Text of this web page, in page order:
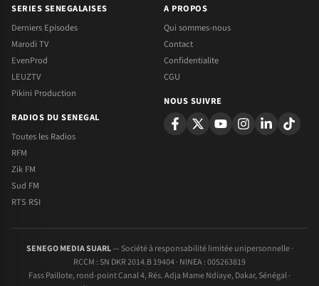
SERIES SENEGALAISES
Derniers Episodes
Marodi TV
EvenProd
LEUZTV
Pikini Production
RADIOS DU SENEGAL
Toutes les Radios
RFM
Zik FM
Sud FM
RTS RSI
A PROPOS
Qui sommes-nous
Contact
Confidentialite
CGU
NOUS SUIVRE
SENEGO MEDIA SUARL— Société à responsabilité limitée unipersonnelle ·
RCCM : SN DKR 2014.B 19404 · NINEA : 005263819
Fass Paillote, rond-point Canal 4, Rés. Adja Mame Ndiaye, Dakar, Sénégal ·